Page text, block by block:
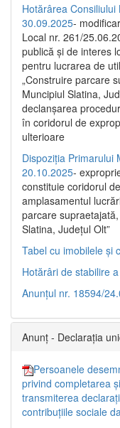
Hotărârea
30.09.2025-
Local nr. 261/
publică şi de interes
pentru lucrarea de
„Construire parcare
Muncipiul Slatina,
declanşarea
în coridorul de
ulterioare
Dispoziția Primarului
20.10.2025-
constituie coridorul
amplasamentul
parcare
Slatina, Județul Olt”
Tabel cu imobilele și
Hotărâri de stabilire
Anunțul nr. 18594/
Anunț - Declarația
Persoanele
privind completarea
transmiterea
contribuțiile sociale